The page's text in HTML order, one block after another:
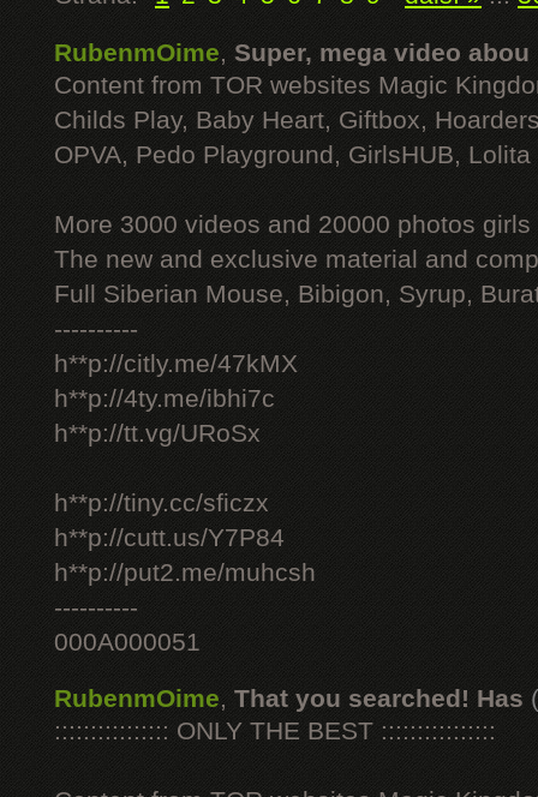
RubenmOime, Super, mega video abou
Content from TOR websites Magic
Childs Play, Baby Heart, Giftbox,
OPVA, Pedo Playground, GirlsHUB, Lolita
More 3000 videos and 20000 photos
The new and exclusive material and
Full Siberian Mouse, Bibigon, Syrup,
----------
h**p://citly.me/47kMX
h**p://4ty.me/ibhi7c
h**p://tt.vg/URoSx
h**p://tiny.cc/sficzx
h**p://cutt.us/Y7P84
h**p://put2.me/muhcsh
----------
000A000051
RubenmOime, That you searched! Has
:::::::::::::::: ONLY THE BEST ::::::::::::::::